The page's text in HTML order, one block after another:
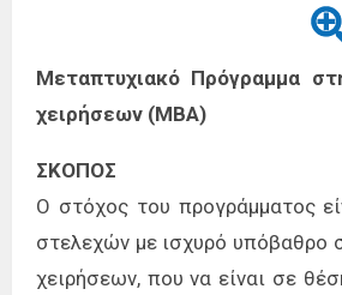
Μετα­πτυ­χια­κό Πρό­γραμ­μα
χει­ρή­σε­ων (MBA)
ΣΚΟ­ΠΟΣ
Ο στό­χος του προ­γράμ­μα­τος
στε­λε­χών με ισχυ­ρό υπό­βα­θρο
χει­ρή­σε­ων, που να εί­ναι σε